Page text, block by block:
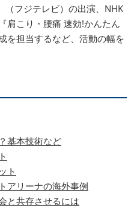
（フジテレビ）の出演、NHK
肩こり・腰痛 速効!かんたん
を担当するなど、活動の幅を
基本技術など
ト
アリーナの海外事例
と共存させるには